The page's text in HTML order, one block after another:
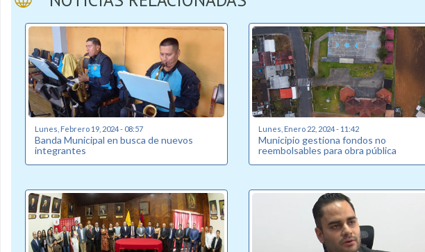
Lunes, Febrero 19, 2024 - 08:57
Banda Municipal en busca de nuevos
integrantes
Lunes, Enero 22, 2024 - 11:42
Municipio gestiona fondos no
reembolsables para obra pública